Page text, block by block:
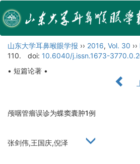
山东大学耳鼻喉眼学报 ›› 2016, Vol. 30 ››
110.
doi: 10.6040/j.issn.1673-
• 短篇论著 •
颅咽管瘤误诊为蝶窦囊肿1例
张剑伟,王国庆,倪泽